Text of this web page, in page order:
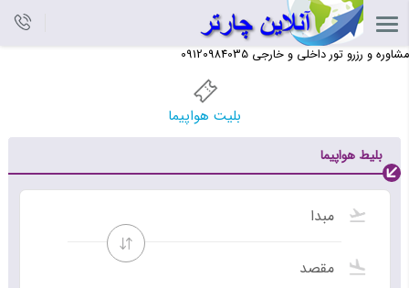
مشاوره و رزرو تور داخلی و خارجی 09120984035
بلیت هواپیما
بلیط هواپیما